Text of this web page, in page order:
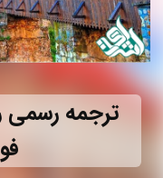
ترجمه رسمی